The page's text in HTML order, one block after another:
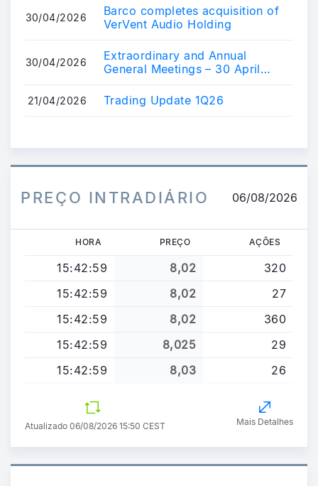
30/04/2026
Barco completes acquisition of
VerVent Audio Holding
30/04/2026
Extraordinary and Annual
General Meetings – 30 April
21/04/2026 Trading Update 1Q26
PREÇO INTRADIÁRIO 06/08/2026
HORA PREÇO AÇÕES
15:42:59 8,02
320
15:42:59
8,02
27
15:42:59
8,02
360
15:42:59
8,025
29
15:42:59
8,03 26
Atualizado 06/08/2026 15:50 CEST Mais Detalhes